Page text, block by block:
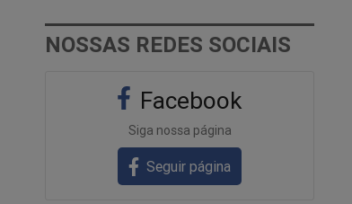
NOSSAS REDES SOCIAIS
Facebook
Siga nossa página
Seguir página